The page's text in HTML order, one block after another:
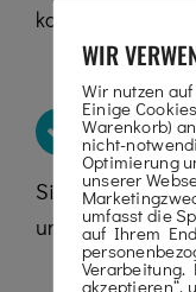
kompetente
Sie können
um die
WIR
Wir nutzen
Einige
Warenkorb)
nicht-
Optimierung
unserer
umfasst die
auf Ihrem
Verarbeitung.
akzeptieren“,